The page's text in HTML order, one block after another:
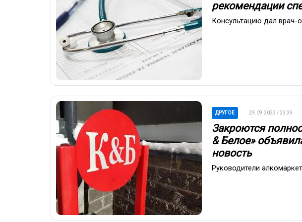
рекомендации
Консультацию дал врач-
ДРУГОЕ 29.09.2023 / 23:39
Закроются
& Белое»
новость
Руководители